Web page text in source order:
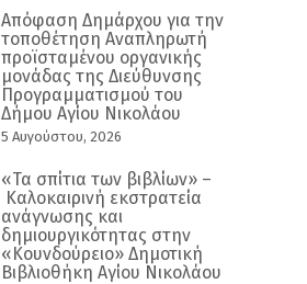
Απόφαση Δημάρχου για την
τοποθέτηση Αναπληρωτή
προϊσταμένου οργανικής
μονάδας της Διεύθυνσης
Προγραμματισμού του
Δήμου Αγίου Νικολάου
5 Αυγούστου, 2026
«Τα σπίτια των βιβλίων» –
Καλοκαιρινή εκστρατεία
ανάγνωσης και
δημιουργικότητας στην
«Κουνδούρειο» Δημοτική
Βιβλιοθήκη Αγίου Νικολάου